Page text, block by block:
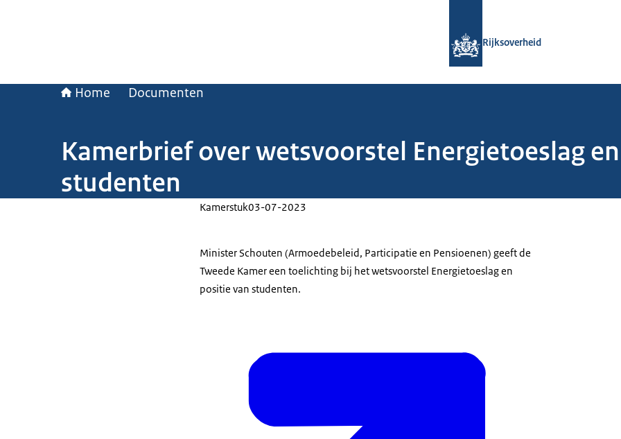
Rijksoverheid
Home Documenten
Kamerbrief over wetsvoorstel Energietoeslag
studenten
Kamerstuk03-07-2023
Minister Schouten (Armoedebeleid, Participatie en Pensioenen) geeft de
Tweede Kamer een toelichting bij het wetsvoorstel Energietoeslag en
positie van studenten.